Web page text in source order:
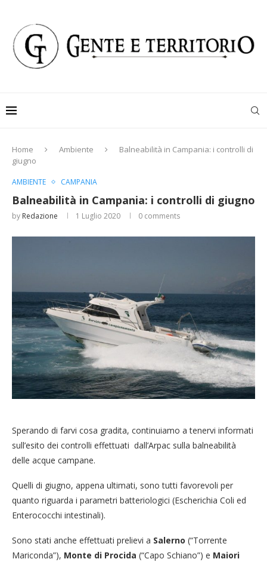
Home Ambiente
Balneabilità in Campania: i controlli di
giugno
AMBIENTE CAMPANIA
Balneabilità in Campania: i controlli di giugno
by Redazione 1 Luglio 2020 0 comments
Sperando di farvi cosa gradita, continuiamo a tenervi informati
sull’esito dei controlli effettuati dall’Arpac sulla balneabilità
delle acque campane.
Quelli di giugno, appena ultimati, sono tutti favorevoli per
quanto riguarda i parametri batteriologici (Escherichia Coli ed
Enterococchi intestinali).
Sono stati anche effettuati prelievi a Salerno (“Torrente
Mariconda”), Monte di Procida (“Capo Schiano”) e Maiori